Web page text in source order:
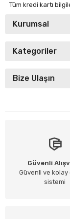
Tüm kredi kartı
Kurumsal
Kategoriler
Bize Ulaşın
Güvenli
Güvenli ve kolay
sistemi